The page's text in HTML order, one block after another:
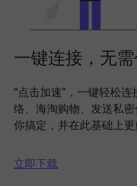
一键连接，无
“点击加速”，一键轻松
络、海淘购物、发送私
你搞定，并在此基础上更
立即下载